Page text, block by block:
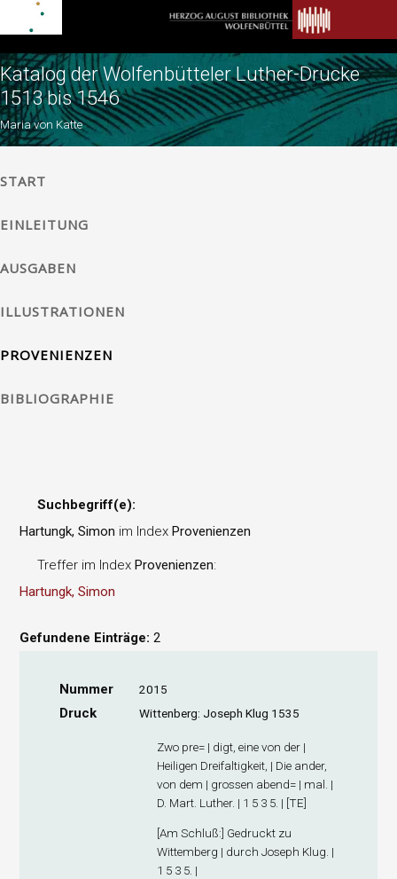
Katalog der Wolfenbütteler Luther-Drucke
1513 bis 1546
Maria von Katte
START
EINLEITUNG
AUSGABEN
ILLUSTRATIONEN
PROVENIENZEN
BIBLIOGRAPHIE
Suchbegriff(e):
Hartungk, Simon im IndexProvenienzen
Treffer im IndexProvenienzen:
Hartungk, Simon
Gefundene Einträge: 2
Nummer 2015
Druck Wittenberg: Joseph Klug 1535
Zwo pre= | digt, eine von der |
Heiligen Dreifaltigkeit, | Die ander,
von dem | grossen abend= | mal. |
D. Mart. Luther. | 1 5 3 5. | [TE]
[Am Schluß:] Gedruckt zu
Wittemberg | durch Joseph Klug. |
1 5 3 5. |